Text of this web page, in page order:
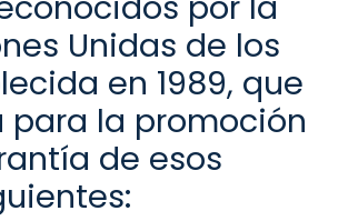
Unidas de los
en 1989, que
para la promoción
de esos